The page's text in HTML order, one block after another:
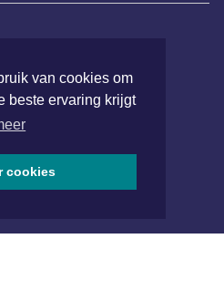
van cookies om
beste ervaring krijgt
cookies